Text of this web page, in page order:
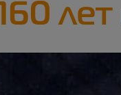
160 лет